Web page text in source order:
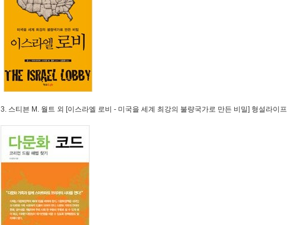
3. 스티븐 M. 월트 외 [이스라엘 로비 - 미국을 세계 최강의 불량국가로 만든 비밀] 형설라이프